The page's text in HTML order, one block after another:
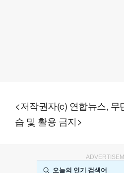
<저작권자(c) 연합뉴스,
습 및 활용 금지>